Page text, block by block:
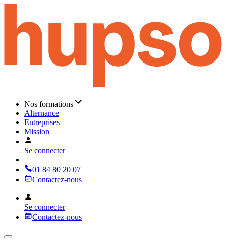
Nos formations
Alternance
Entreprises
Mission
Se connecter
01 84 80 20 07
Contactez-nous
Se connecter
Contactez-nous